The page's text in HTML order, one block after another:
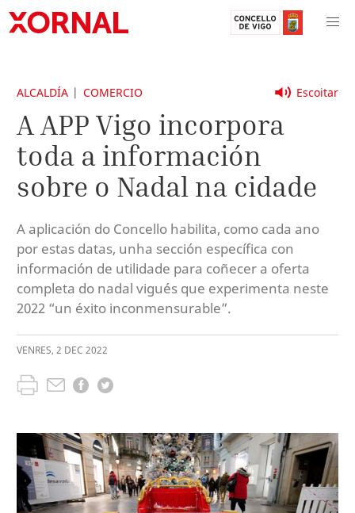
Escoitar
ALCALDÍA COMERCIO
A APP Vigo incorpora
toda a información
sobre o Nadal na cidade
A aplicación do Concello habilita, como cada ano
por estas datas, unha sección específica con
información de utilidade para coñecer a oferta
completa do nadal vigués que experimenta neste
2022 “un éxito inconmensurable”.
VENRES, 2 DEC 2022